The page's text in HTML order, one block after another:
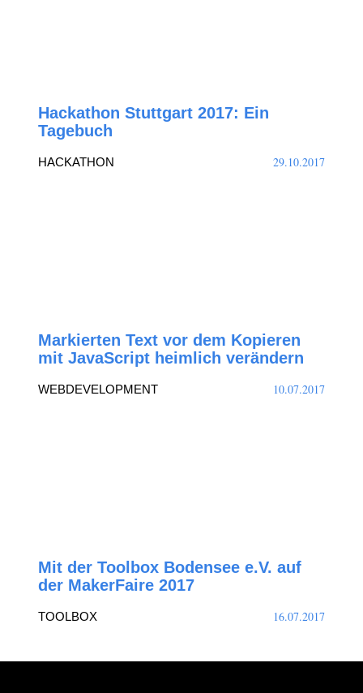
Hackathon Stuttgart 2017: Ein
Tagebuch
HACKATHON 29.10.2017
Markierten Text vor dem Kopieren
mit JavaScript heimlich verändern
WEBDEVELOPMENT 10.07.2017
Mit der Toolbox Bodensee e.V. auf
der MakerFaire 2017
TOOLBOX 16.07.2017